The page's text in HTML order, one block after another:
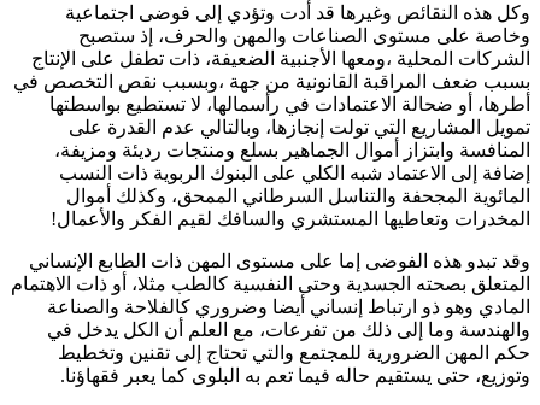
وكل هذه النقائص وغيرها قد أدت وتؤدي إلى فوضى اجتماعية
وخاصة على مستوى الصناعات والمهن والحرف، إذ ستصبح
الشركات المحلية ،ومعها الأجنبية الضعيفة، ذات تطفل على الإنتاج
بسبب ضعف المراقبة القانونية من جهة ،وبسبب نقص التخصص في
أطرها، أو ضحالة الاعتمادات في رأسمالها، لا تستطيع بواسطتها
تمويل المشاريع التي تولت إنجازها، وبالتالي عدم القدرة على
المنافسة وابتزاز أموال الجماهير بسلع ومنتجات رديئة ومزيفة،
إضافة إلى الاعتماد شبه الكلي على البنوك الربوية ذات النسب
المائوية المجحفة والتناسل السرطاني الممحق، وكذلك أموال
المخدرات وتعاطيها المستشري والسافك لقيم الفكر والأعمال!
وقد تبدو هذه الفوضى إما على مستوى المهن ذات الطابع الإنساني
المتعلق بصحته الجسدية وحتى النفسية كالطب مثلا، أو ذات الاهتمام
المادي وهو ذو ارتباط إنساني أيضا وضروري كالفلاحة والصناعة
والهندسة وما إلى ذلك من تفرعات، مع العلم أن الكل يدخل في
حكم المهن الضرورية للمجتمع والتي تحتاج إلى تقنين وتخطيط
وتوزيع، حتى يستقيم حاله فيما تعم به البلوى كما يعبر فقهاؤنا.